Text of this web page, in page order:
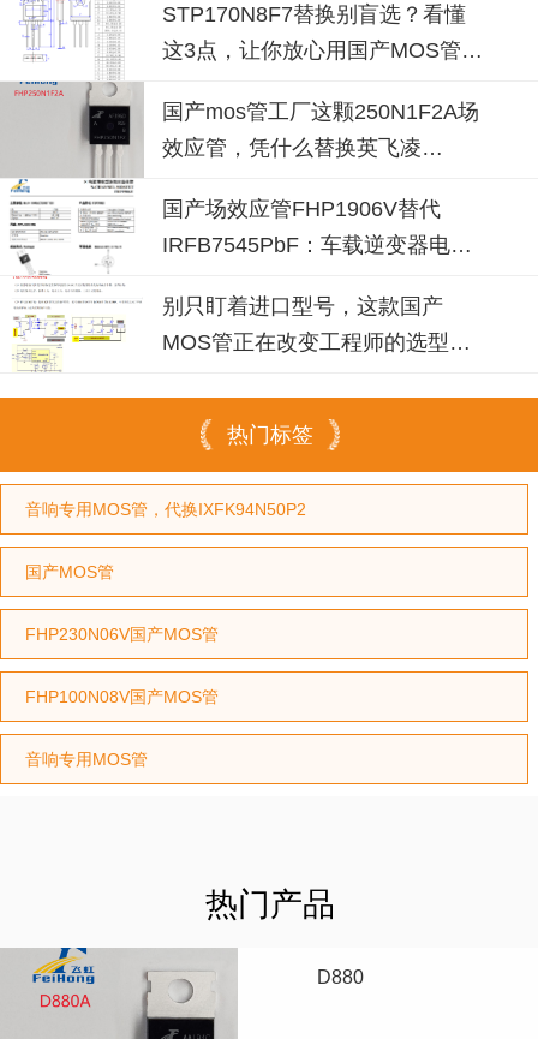
STP170N8F7替换别盲选？看懂
这3点，让你放心用国产MOS管替
国产mos管工厂这颗250N1F2A场
效应管，凭什么替换英飞凌
国产场效应管FHP1906V替代
IRFB7545PbF：车载逆变器电源
别只盯着进口型号，这款国产
MOS管正在改变工程师的选型习
热门标签
音响专用MOS管，代换IXFK94N50P2
国产MOS管
FHP230N06V国产MOS管
FHP100N08V国产MOS管
音响专用MOS管
热门产品
D880